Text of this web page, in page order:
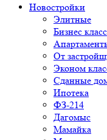
Новостройки
Элитные
Бизнес класс
От
Эконом
Сданные
Ипотека
ФЗ-214
Дагомыс
Мамайка